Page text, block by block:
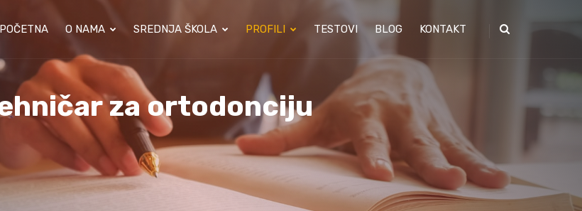
POČETNA O NAMA SREDNJA ŠKOLA PROFILI TESTOVI BLOG KONTAKT
za ortodonciju